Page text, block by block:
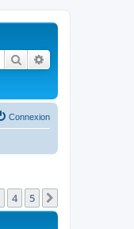
Rechercher
Connexion
4 5